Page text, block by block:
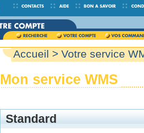
Accueil > Votre service
Mon service WMS
Standard